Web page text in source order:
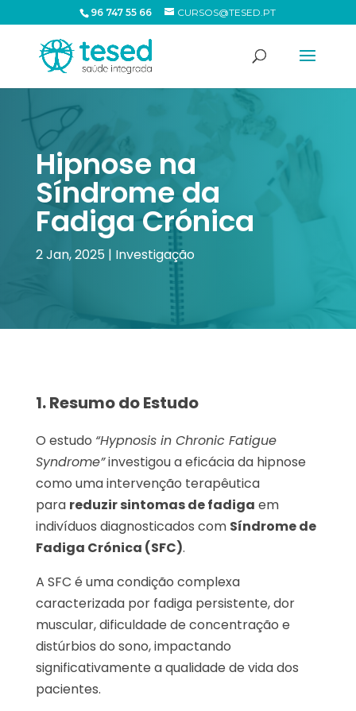
96 747 55 66 CURSOS@TESED.PT
Hipnose na
Síndrome da
Fadiga Crónica
2 Jan, 2025 | Investigação
1. Resumo do Estudo
O estudo “Hypnosis in Chronic Fatigue
Syndrome”investigou a eficácia da hipnose
como uma intervenção terapêutica
para reduzir sintomas de fadiga em
indivíduos diagnosticados com Síndrome de
Fadiga Crónica (SFC).
A SFC é uma condição complexa
caracterizada por fadiga persistente, dor
muscular, dificuldade de concentração e
distúrbios do sono, impactando
significativamente a qualidade de vida dos
pacientes.